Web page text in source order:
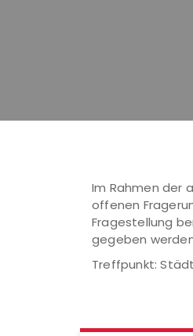
Im Rahmen der
offenen
Fragestellung
gegeben
Treffpunkt: